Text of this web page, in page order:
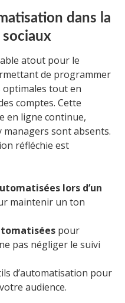
dans la
atout pour le
de programmer
optimales tout en
comptes. Cette
en ligne continue,
managers sont absents.
réfléchie est
lors d’un
maintenir un ton
pour
pas négliger le suivi
d’automatisation pour
audience.